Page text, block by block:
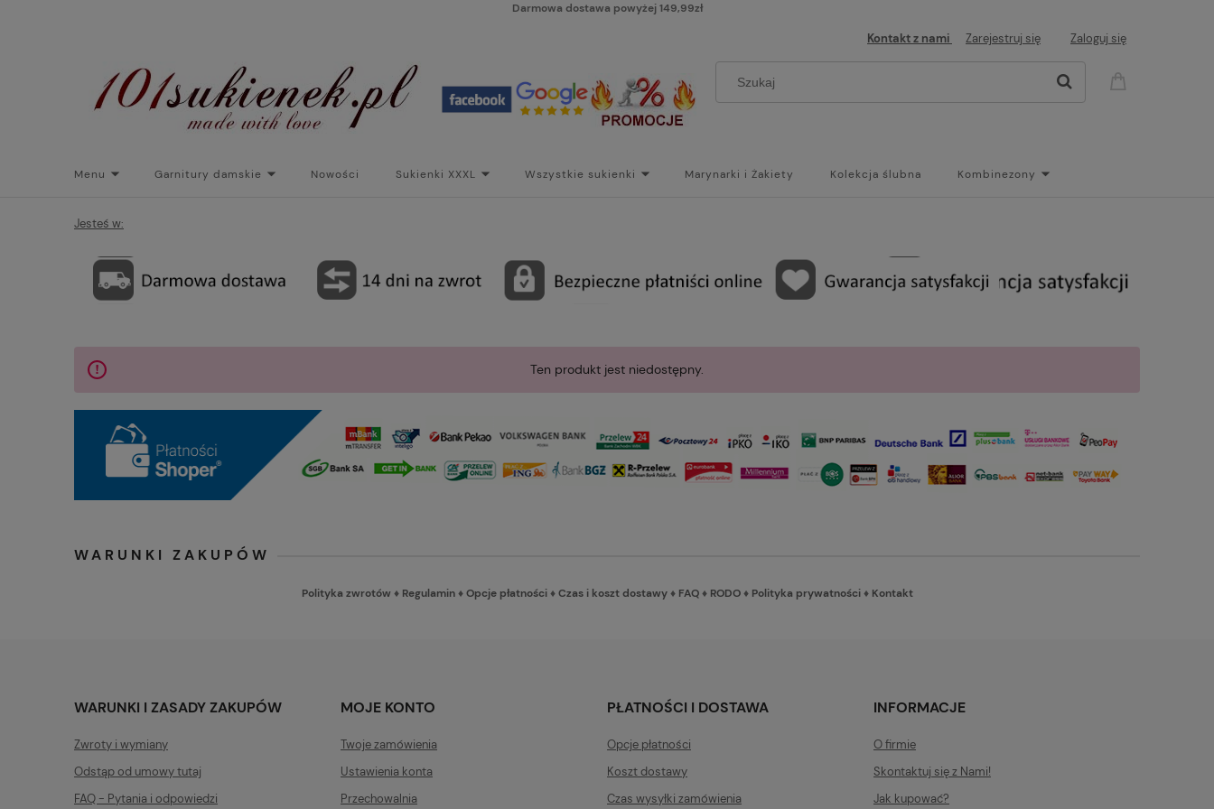
Darmowa dostawa powyżej 149,99zł
Kontakt z nami Zarejestruj się Zaloguj się
Menu Garnitury damskie Nowości Sukienki XXXL Wszystkie sukienki Marynarki i Żakiety Kolekcja ślubna Kombinezony
Torebki do sukienek
Jesteś w:
Ten produkt jest niedostępny.
WARUNKI ZAKUPÓW
Polityka zwrotów ♦ Regulamin♦Opcje płatności♦Czas i koszt dostawy♦ FAQ♦ RODO♦ Polityka prywatności♦ Kontakt
WARUNKI I ZASADY ZAKUPÓW
Zwroty i wymiany
Odstąp od umowy tutaj
FAQ - Pytania i odpowiedzi
MOJE KONTO
Twoje zamówienia
Ustawienia konta
Przechowalnia
PŁATNOŚCI I DOSTAWA
Opcje płatności
Koszt dostawy
Czas wysyłki zamówienia
INFORMACJE
O firmie
Skontaktuj się z Nami!
Jak kupować?